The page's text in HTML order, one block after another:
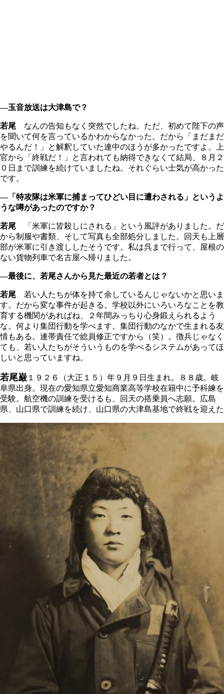
―玉音放送は大津島で？
若尾 なんの告知もなく突然でしたね。ただ、初めて陛下の声
を聞いて何を言っているかわからなかった。だから「まだまだ
やるんだ！」と解釈していた連中のほうが多かったですよ。上
官から「終戦だ！」と言われても納得できなくて結局、８月２
０日まで訓練を続けていましたね。それぐらい士気が高かった
です。
―「特攻隊は米軍に捕まってひどい目に遭わされる」というよ
うな噂があったのですか？
若尾 「米軍に皆殺しにされる」という風評がありました。だ
から制服や書類、そして写真も全部処分しました。回天も上層
部が米軍に引き渡ししたそうです。私は呉まで行って、屋根の
ない貨物列車で名古屋へ帰りました。
―最後に、若尾さんから見た最近の若者とは？
若尾 若い人たちが体を持て余しているんじゃないかと思いま
す。だから変な事件が起きる。学校以外にいろいろなことを教
育する機関があればね、２年間みっちり心身鍛えられるよう
な。何より集団行動を学べます。集団行動のなかで生まれる友
情もある。連帯責任で総員修正ですから（笑）。徴兵じゃなく
ても、若い人たちがそういうものを学べるシステムがあってほ
しいと思っていますね。
若尾巌 １９２６（大正１５）年９月９日生まれ。８８歳。岐
阜県出身。現在の愛知県立愛知商業高等学校在籍中に予科練を
受験。航空機の訓練を受けるも、回天の搭乗員へ志願。広島
県、山口県で訓練を続け、山口県の大津島基地で終戦を迎えた